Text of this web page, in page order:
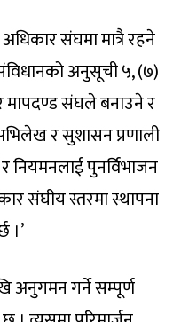
संघमा मात्रै रहने
अनुसूची ५, (७)
संघले बनाउने र
र सुशासन प्रणाली
नियमनलाई पुनर्विभाजन
संघीय स्तरमा स्थापना
।’
अनुगमन गर्ने सम्पूर्ण